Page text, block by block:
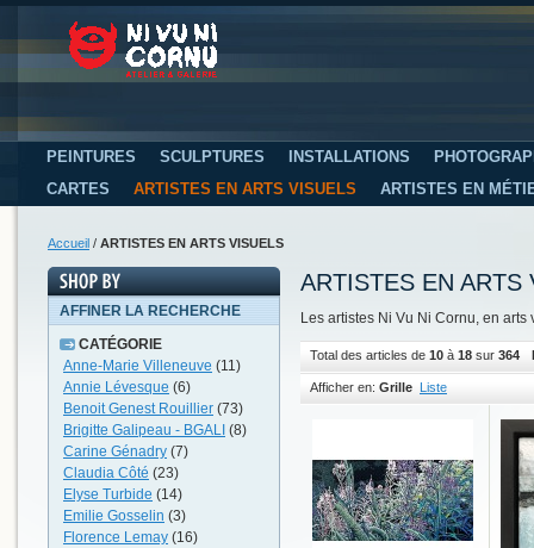
PEINTURES SCULPTURES INSTALLATIONS
CARTES
ARTISTES EN ARTS VISUELS ARTISTES EN
Accueil / ARTISTES EN ARTS VISUELS
ARTISTES EN ARTS
Les artistes Ni Vu Ni Cornu, en arts
Total des articles de 10 à 18 sur 364
Afficher en: Grille Liste
AFFINER LA RECHERCHE
CATÉGORIE
Anne-Marie Villeneuve (11)
Annie Lévesque (6)
Benoit Genest Rouillier (73)
Brigitte Galipeau - BGALI (8)
Carine Génadry (7)
Claudia Côté (23)
Elyse Turbide (14)
Emilie Gosselin (3)
Florence Lemay (16)